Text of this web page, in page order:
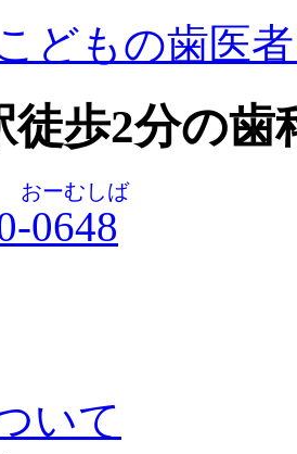
どもの歯医
徒歩2分の歯
0648
おーむしば
いて